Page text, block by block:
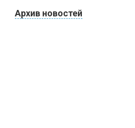
Архив новостей